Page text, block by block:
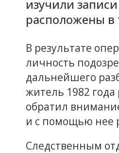
изучили
расположены в
В результате
личность
дальнейшего
житель 1982
обратил
и с помощью нее
Следственным